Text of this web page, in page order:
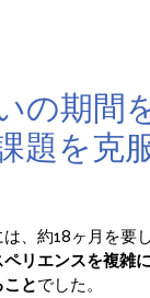
の期間
題を克
、約18ヶ月を要
リエンスを複雑
とでした。